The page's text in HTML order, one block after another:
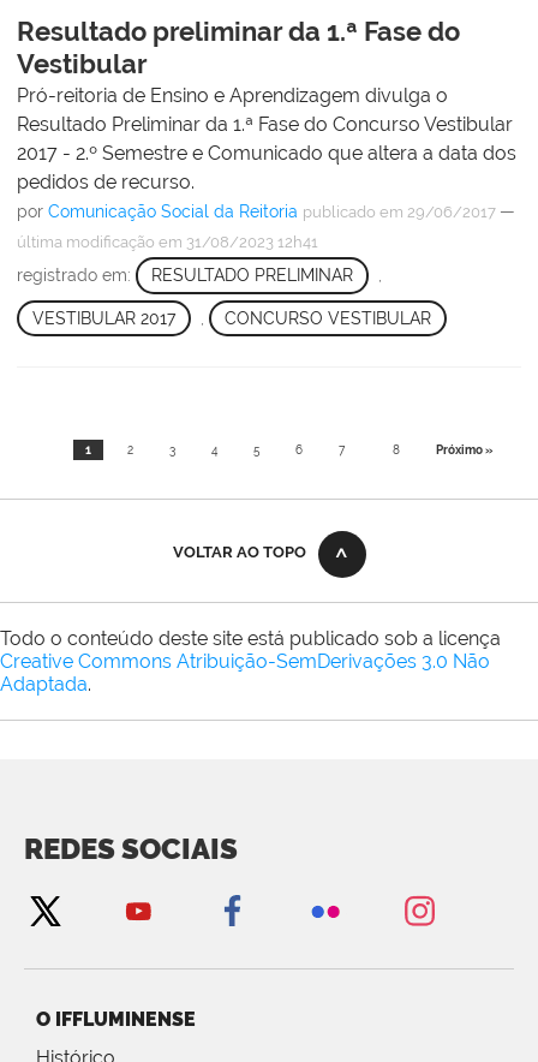
Resultado preliminar da 1.ª Fase do
Vestibular
Pró-reitoria de Ensino e Aprendizagem divulga o
Resultado Preliminar da 1.ª Fase do Concurso Vestibular
2017 - 2.º Semestre e Comunicado que altera a data dos
pedidos de recurso.
por Comunicação Social da Reitoria publicado em 29/06/2017 —
última modificação em 31/08/2023 12h41
registrado em: RESULTADO PRELIMINAR
VESTIBULAR 2017 CONCURSO VESTIBULAR
1 2 3 4 5 6 7 8 Próximo »
VOLTAR AO TOPO
Todo o conteúdo deste site está publicado sob a licença
Creative Commons Atribuição-SemDerivações 3.0 Não
Adaptada.
REDES SOCIAIS
O IFFLUMINENSE